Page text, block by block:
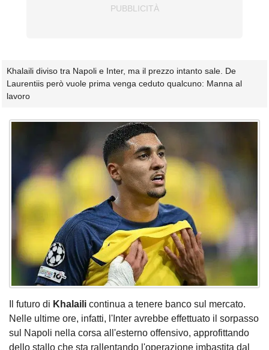
Khalaili diviso tra Napoli e Inter, ma il prezzo intanto sale. De
Laurentiis però vuole prima venga ceduto qualcuno: Manna al
lavoro
Il futuro di Khalaili continua a tenere banco sul mercato.
Nelle ultime ore, infatti, l'Inter avrebbe effettuato il sorpasso
sul Napoli nella corsa all'esterno offensivo, approfittando
dello stallo che sta rallentando l'operazione imbastita dal